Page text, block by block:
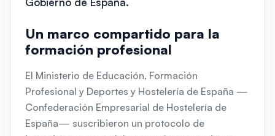
Un marco compartido para la
formación profesional
El Ministerio de Educación, Formación
Profesional y Deportes y Hostelería de España —
Confederación Empresarial de Hostelería de
España— suscribieron un protocolo de